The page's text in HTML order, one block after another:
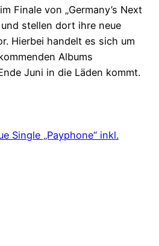
Finale von „Germany’s Next
stellen dort ihre neue
Hierbei handelt es sich um
Albums
Juni in die Läden kommt.